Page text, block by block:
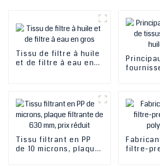
Tissu de filtre à huile
et de filtre à eau en
Tissu filtrant en PP
de 10 microns, plaque
filtre-